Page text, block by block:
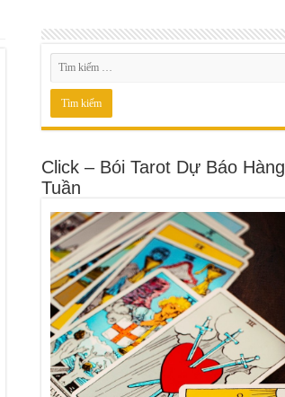
Click – Bói Tarot Dự Báo Hàng
Tuần